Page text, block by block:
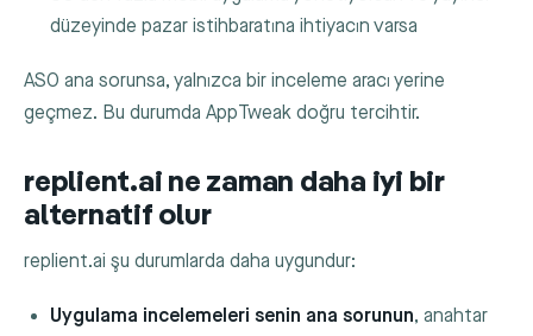
düzeyinde pazar istihbaratına ihtiyacın varsa
ASO ana sorunsa, yalnızca bir inceleme aracı yerine
geçmez. Bu durumda AppTweak doğru tercihtir.
replient.ai ne zaman daha iyi bir
alternatif olur
replient.ai şu durumlarda daha uygundur:
Uygulama incelemeleri senin ana sorunun, anahtar